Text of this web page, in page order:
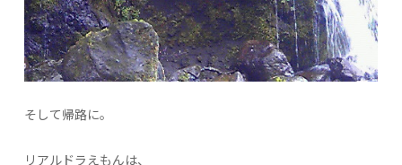
そして帰路に。
リアルドラえもんは、